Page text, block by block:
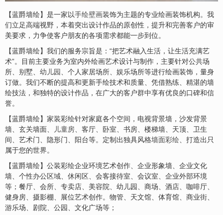
【蓝爵墙绘】是一家以手绘壁画装饰为主题的专业绘画装饰机构。我
们立足高端视野，本着突出设计作品的原创性，提升和完善客户的审
美要求，力争使客户朋友的各项需求都能一步到位。
【蓝爵墙绘】我们的服务宗旨是：“把艺术融入生活，让生活充满艺
术”。目前主要业务为室内外绘画艺术设计与制作，主要针对公共场
所、别墅、 幼儿园、个人家居场所、娱乐场所等进行绘画装饰，量身
订做。我们不断的提高和更新手绘技术和质量、凭借熟练、精湛的墙
绘技法，和独特的设计作品，在广大的客户群中享有优良的口碑和信
誉。
【蓝爵墙绘】家装彩绘针对家庭各个空间，电视背景墙，沙发背景
墙、玄关墙面、
儿童房、客厅、卧室、书房、楼梯墙、天顶、卫生
间、艺术门、隐形门、阳台等。定制出独具风格墙面彩绘、打造出只
属于您的世界。
【蓝爵墙绘】公装彩绘企业环境艺术创作、企业形象墙、企业文化
墙、个性办公区域、休闲区、会客接待室、会议室、企业外部环境
等；餐厅、会所、专卖店、美容院、幼儿园、商场、酒店、咖啡厅、
健身房、摄影棚、展位艺术创作。物管、天文馆、体育馆、商业街、
游乐场、剧院、公园、文化广场等；